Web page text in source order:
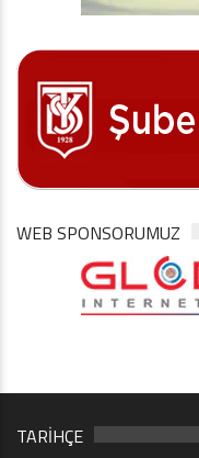
WEB SPONSORUMUZ
TARİHÇE